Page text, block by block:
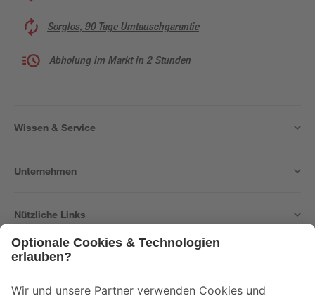
Sorglos, 90 Tage Umtauschgarantie
Abholung im Markt in 2 Stunden
Wissen & Service
Unternehmen
Nützliche Links
Der toom Newsletter: Keine Angebote und Aktionen mehr verpassen!